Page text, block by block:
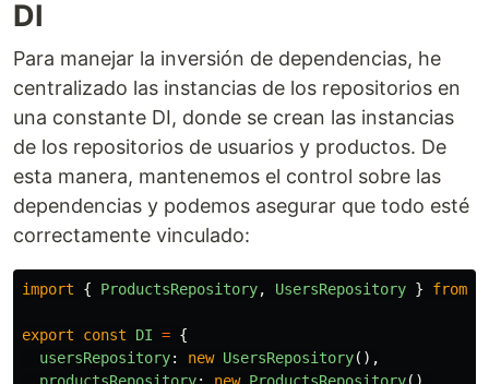
DI
Para manejar la inversión de dependencias, he
centralizado las instancias de los repositorios en
una constante DI, donde se crean las instancias
de los repositorios de usuarios y productos. De
esta manera, mantenemos el control sobre las
dependencias y podemos asegurar que todo esté
correctamente vinculado:
import { ProductsRepository, UsersRepository } from
export const DI = {
usersRepository: new UsersRepository(),